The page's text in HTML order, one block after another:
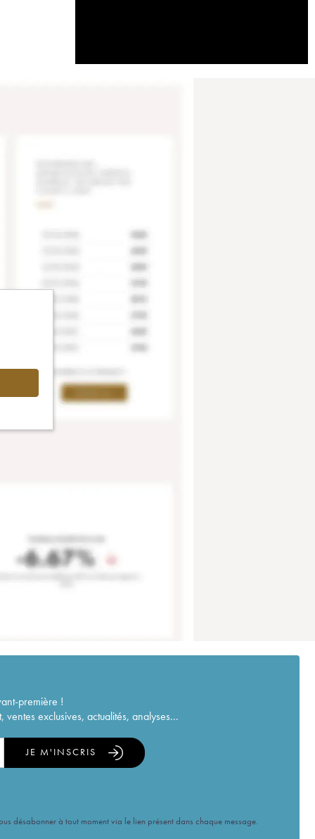
première !
exclusives, actualités, analyses...
JE M'INSCRIS
désabonner à tout moment via le lien présent dans chaque message.